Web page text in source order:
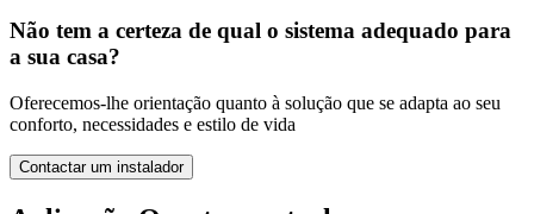
Não tem a certeza de qual o sistema adequado para
a sua casa?
Oferecemos-lhe orientação quanto à solução que se adapta ao seu
conforto, necessidades e estilo de vida
Contactar um instalador